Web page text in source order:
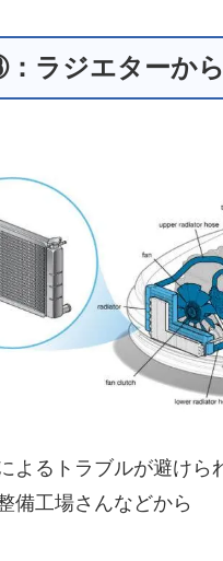
ラジエターか
よるトラブルが避けら
備工場さんなどから